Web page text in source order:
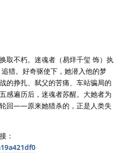
不朽。迷魂者（易烊千玺 饰）执
猎。好奇驱使下，她潜入他的梦
的挣扎、弑父的苦痛、车站骗局的
感遍历后，迷魂者苏醒。大她者为
回——原来她猎杀的，正是人类失
：